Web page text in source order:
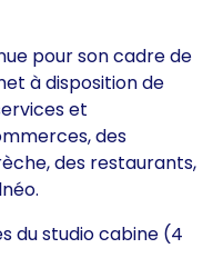
pour son cadre de
à disposition de
et
des
des restaurants,
du studio cabine (4